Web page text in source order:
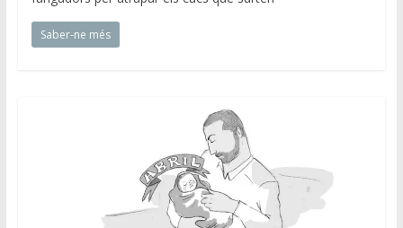
Saber-ne més